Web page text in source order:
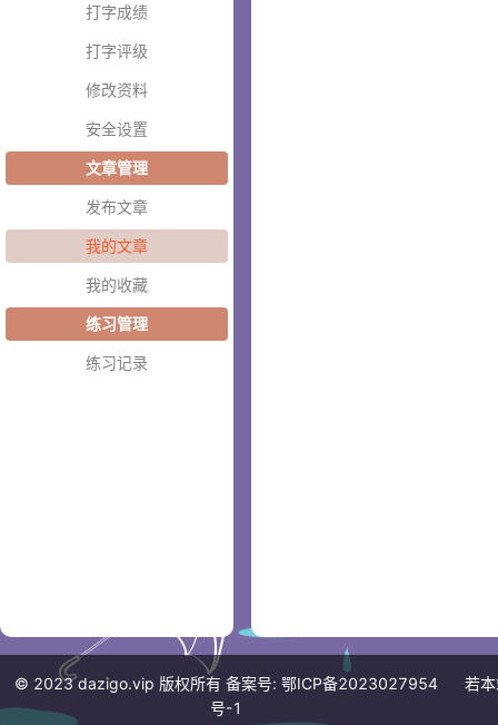
打字成绩
打字评级
修改资料
安全设置
文章管理
发布文章
我的文章
我的收藏
练习管理
练习记录
© 2023dazigo.vip 版权所有 备案号: 鄂ICP备2023027954
号-1
若